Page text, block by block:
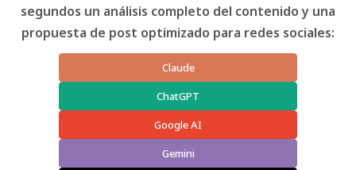
segundos un análisis completo del contenido y una
propuesta de post optimizado para redes sociales:
Claude
ChatGPT
Google AI
Gemini